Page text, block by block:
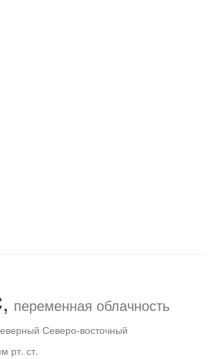
, переменная облачность
Северо-восточный
рт. ст.